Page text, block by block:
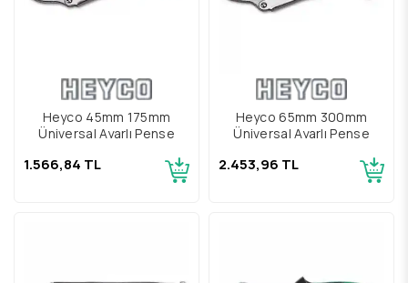
Heyco 45mm 175mm
Üniversal Ayarlı Pense
1.566,84 TL
Heyco 65mm 300mm
Üniversal Ayarlı Pense
2.453,96 TL